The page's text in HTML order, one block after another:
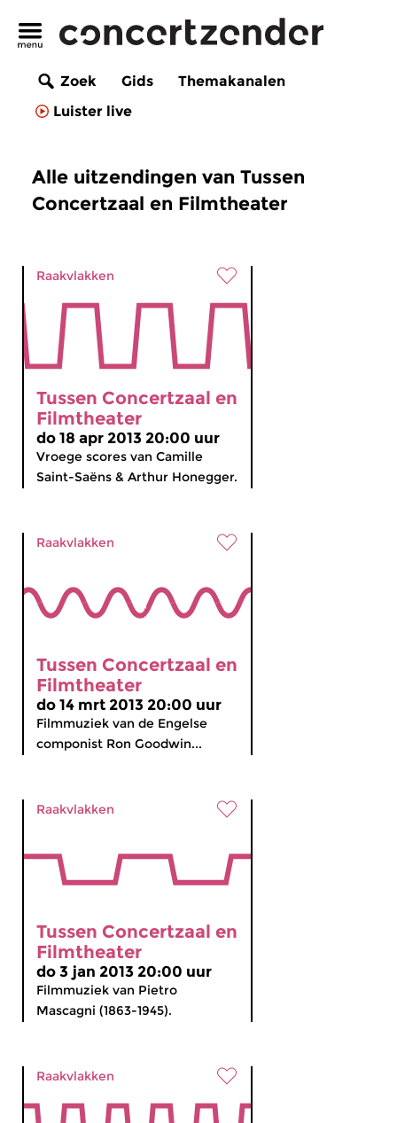
Zoek Gids
Themakanalen
Luister live
Alle uitzendingen van Tussen
Concertzaal en Filmtheater
Raakvlakken
Tussen Concertzaal en
Filmtheater
do 18 apr 2013 20:00 uur
Vroege scores van Camille
Saint-Saëns & Arthur Honegger.
Raakvlakken
Tussen Concertzaal en
Filmtheater
do 14 mrt 2013 20:00 uur
Filmmuziek van de Engelse
componist Ron Goodwin...
Raakvlakken
Tussen Concertzaal en
Filmtheater
do 3 jan 2013 20:00 uur
Filmmuziek van Pietro
Mascagni (1863-1945).
Raakvlakken